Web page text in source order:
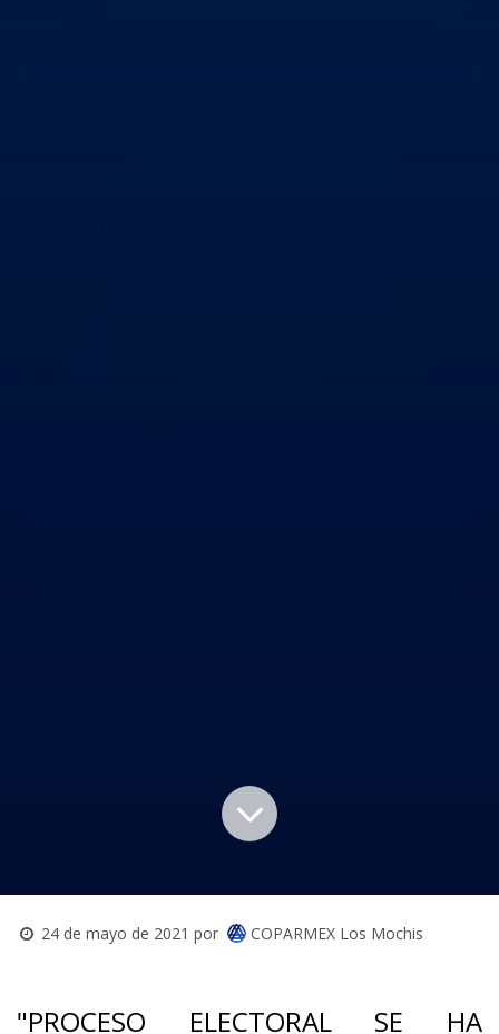
24 de mayo de 2021 por COPARMEX Los Mochis
"PROCESO ELECTORAL SE HA